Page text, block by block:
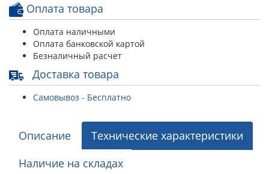
Оплата товара
Оплата наличными
Оплата банковской картой
Безналичный расчет
Доставка товара
Самовывоз - Бесплатно
Описание
Технические характеристики
Наличие на складах